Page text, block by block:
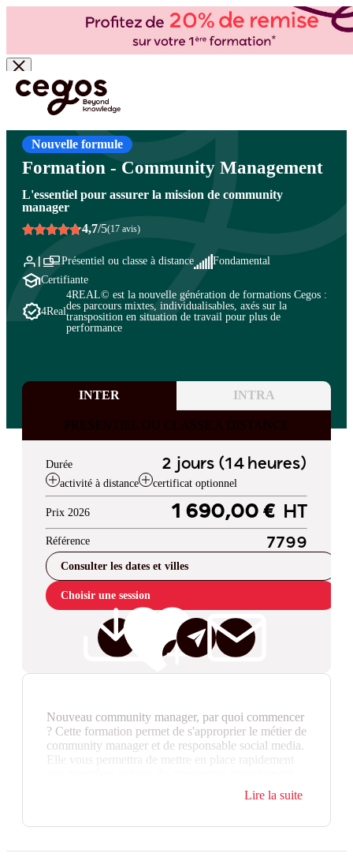
Skip to main content
Vous êtes ici : Accueil >Cegos, organisme de formation à Paris et en régions
Marketing digital>Pratiques et métiers du marketing
Nouvelle formule
Formation - Community Management
L'essentiel pour assurer la mission de community
manager
4,7/5(17 avis)
Présentiel ou classe à distance
Fondamental
Certifiante
4Real
4REAL© est la nouvelle génération de formations Cegos :
des parcours mixtes, individualisables, axés sur la
transposition en situation de travail pour plus de
performance
INTER INTRA
PRESENTIEL OU CLASSE A DISTANCE
Durée 2 jours (14 heures)
activité à distance certificat optionnel
Prix 2026 1 690,00 € HT
Référence 7799
Consulter les dates et villes
Choisir une session
Nouveau community manager, par quoi commencer
? Cette formation permet de s'approprier le métier de
community manager et de responsable social media.
Elle vous permettra de mettre en place rapidement
sociaux adaptée à son organisation ? Facebook,
Lire la suite